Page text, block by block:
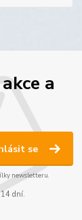
a
se
newsletteru.
dní.